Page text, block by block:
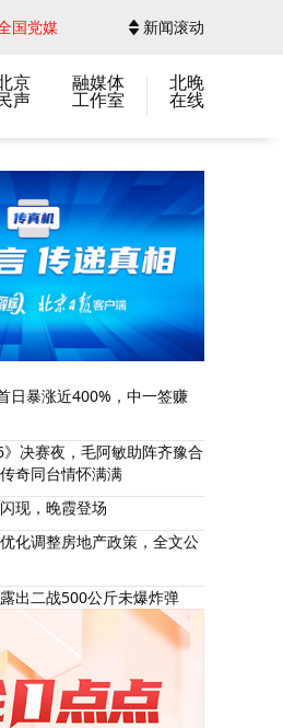
国党媒 新闻滚动
京
声
融媒体
工作室
北晚
在线
日暴涨近400%，中一签赚
决赛夜，毛阿敏助阵齐豫合
奇同台情怀满满
现，晚霞登场
化调整房地产政策，全文公
出二战500公斤未爆炸弹